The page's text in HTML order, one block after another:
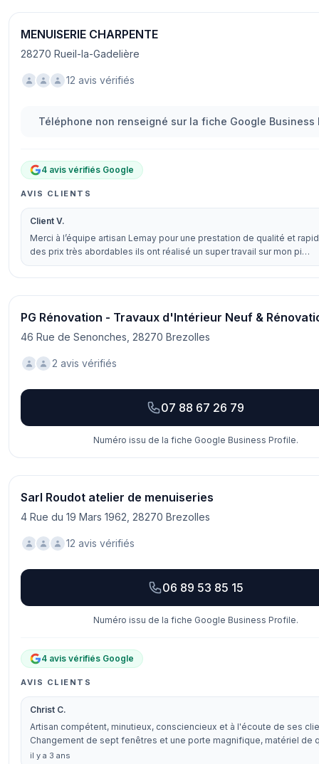
MENUISERIE CHARPENTE
28270 Rueil-la-Gadelière
12 avis vérifiés
Téléphone non renseigné sur la fiche Google Business
4 avis vérifiés Google
AVIS CLIENTS
Client V.
Merci à l’équipe artisan Lemay pour une prestation de qualité et
des prix très abordables ils ont réalisé un super travail sur mon pi…
PG Rénovation - Travaux d'Intérieur Neuf &
46 Rue de Senonches, 28270 Brezolles
2 avis vérifiés
07 88 67 26 79
Numéro issu de la fiche Google Business Profile.
Sarl Roudot atelier de menuiseries
4 Rue du 19 Mars 1962, 28270 Brezolles
12 avis vérifiés
06 89 53 85 15
Numéro issu de la fiche Google Business Profile.
4 avis vérifiés Google
AVIS CLIENTS
Christ C.
Artisan compétent, minutieux, consciencieux et à l'écoute de ses
Changement de sept fenêtres et une porte magnifique, matériel de
il y a 3 ans